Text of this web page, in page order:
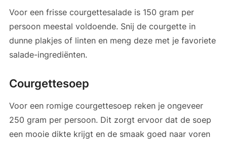
Voor een frisse courgettesalade is 150 gram per
persoon meestal voldoende. Snij de courgette in
dunne plakjes of linten en meng deze met je favoriete
salade-ingrediënten.
Courgettesoep
Voor een romige courgettesoep reken je ongeveer
250 gram per persoon. Dit zorgt ervoor dat de soep
een mooie dikte krijgt en de smaak goed naar voren